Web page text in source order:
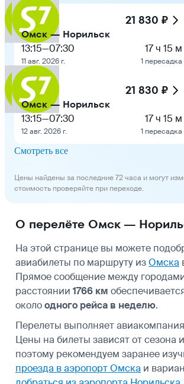
21 830 ₽
Омск — Норильск
13:15—07:30
11 авг. 2026 г.
17 ч 15 м
1 пересадка
21 830 ₽
Омск — Норильск
13:15—07:30
12 авг. 2026 г.
17 ч 15 м
1 пересадка
Смотреть все
Цены найдены за последние 72 часа и могут
стоимость проверяйте при переходе.
О перелёте Омск —
На этой странице вы можете
авиабилеты по маршруту изОмска
Прямое сообщение между
расстоянии 1766 км
околоодного рейса в неделю.
Перелеты выполняет авиакомпания
Цены на билеты зависят от сезона
поэтому рекомендуем заранее
проезда в аэропорт Омска и